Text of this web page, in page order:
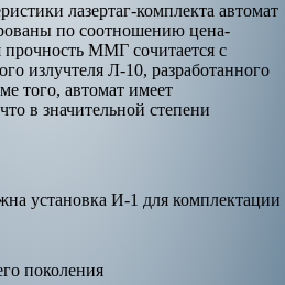
лазертаг-комплекта автомат
по соотношению цена-
прочность ММГ сочитается с
излучтеля Л-10, разработанного
того, автомат имеет
в значительной степени
установка И-1 для комплектации
поколения